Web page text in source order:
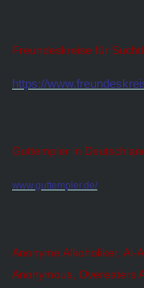
Freundeskreise für
https://
Guttempler in
www.guttempler.de/
Anonyme Alkoholiker, Al-
Anonymous, Overeaters